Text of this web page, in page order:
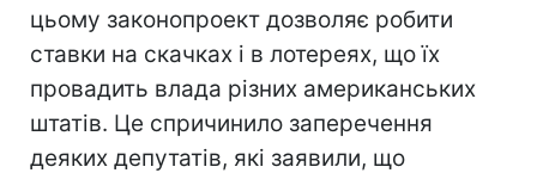
цьому законопроект дозволяє робити
ставки на скачках і в лотереях, що їх
провадить влада різних американських
штатів. Це спричинило заперечення
деяких депутатів, які заявили, що